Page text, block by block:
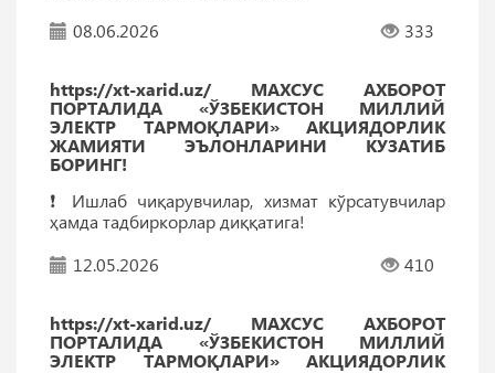
08.06.2026
333
https://xt-xarid.uz/ МАХСУС АХБОРОТ
ПОРТАЛИДА «ЎЗБЕКИСТОН МИЛЛИЙ
ЭЛЕКТР ТАРМОҚЛАРИ» АКЦИЯДОРЛИК
ЖАМИЯТИ ЭЪЛОНЛАРИНИ КУЗАТИБ
БОРИНГ!
❗️ Ишлаб чиқарувчилар, хизмат кўрсатувчилар
ҳамда тадбиркорлар диққатига!
12.05.2026
410
https://xt-xarid.uz/ МАХСУС АХБОРОТ
ПОРТАЛИДА «ЎЗБЕКИСТОН МИЛЛИЙ
ЭЛЕКТР ТАРМОҚЛАРИ» АКЦИЯДОРЛИК